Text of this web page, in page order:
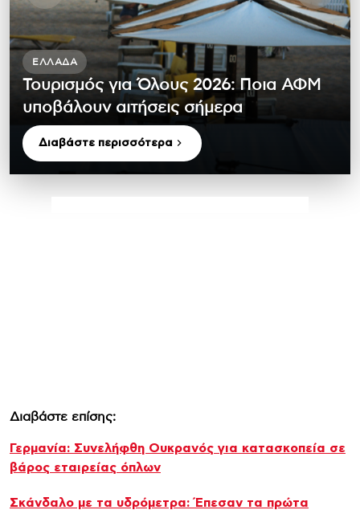
ΕΛΛΆΔΑ
Τουρισμός για Όλους 2026: Ποια ΑΦΜ
υποβάλουν αιτήσεις σήμερα
Διαβάστε περισσότερα
Διαβάστε επίσης:
Γερμανία: Συνελήφθη Ουκρανός για κατασκοπεία σε
βάρος εταιρείας όπλων
Σκάνδαλο με τα υδρόμετρα: Έπεσαν τα πρώτα